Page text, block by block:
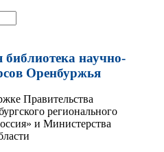
научно-
Оренбуржья
Правительства
регионального
и Министерства